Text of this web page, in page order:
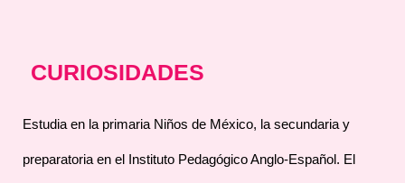
CURIOSIDADES
Estudia en la primaria Niños de México, la secundaria y
preparatoria en el Instituto Pedagógico Anglo-Español. El